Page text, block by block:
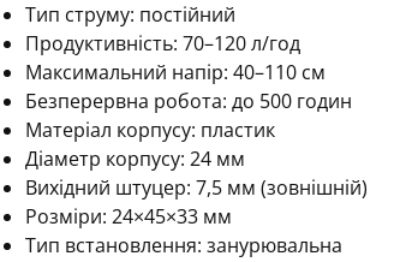
Тип струму: постійний
Продуктивність: 70–120 л/год
Максимальний напір: 40–110 см
Безперервна робота: до 500 годин
Матеріал корпусу: пластик
Діаметр корпусу: 24 мм
Вихідний штуцер: 7,5 мм (зовнішній)
Розміри: 24×45×33 мм
Тип встановлення: занурювальна